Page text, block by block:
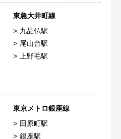
東急大井町線
九品仏駅
尾山台駅
上野毛駅
東京メトロ銀座線
田原町駅
銀座駅